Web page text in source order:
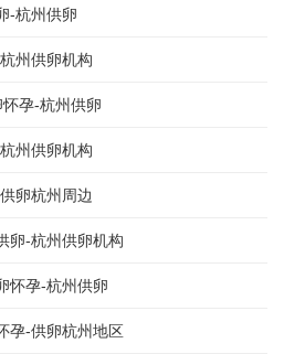
-杭州供卵
州供卵机构
孕-杭州供卵
州供卵机构
卵杭州周边
卵-杭州供卵机构
怀孕-杭州供卵
孕-供卵杭州地区